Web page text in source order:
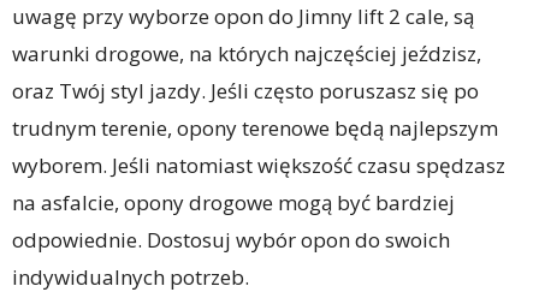
uwagę przy wyborze opon do Jimny lift 2 cale, są
warunki drogowe, na których najczęściej jeździsz,
oraz Twój styl jazdy. Jeśli często poruszasz się po
trudnym terenie, opony terenowe będą najlepszym
wyborem. Jeśli natomiast większość czasu spędzasz
na asfalcie, opony drogowe mogą być bardziej
odpowiednie. Dostosuj wybór opon do swoich
indywidualnych potrzeb.